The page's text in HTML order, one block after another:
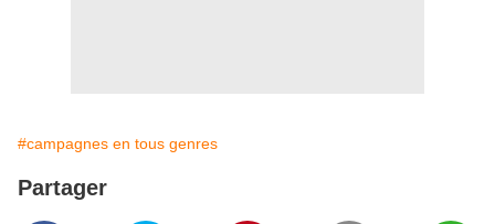
#campagnes en tous genres
Partager